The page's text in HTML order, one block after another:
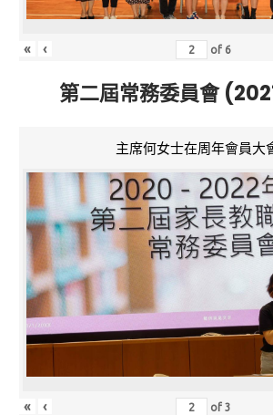
« ‹ of 6
第二屆常務委員會
主席何女士在周年會員大
« ‹ of3